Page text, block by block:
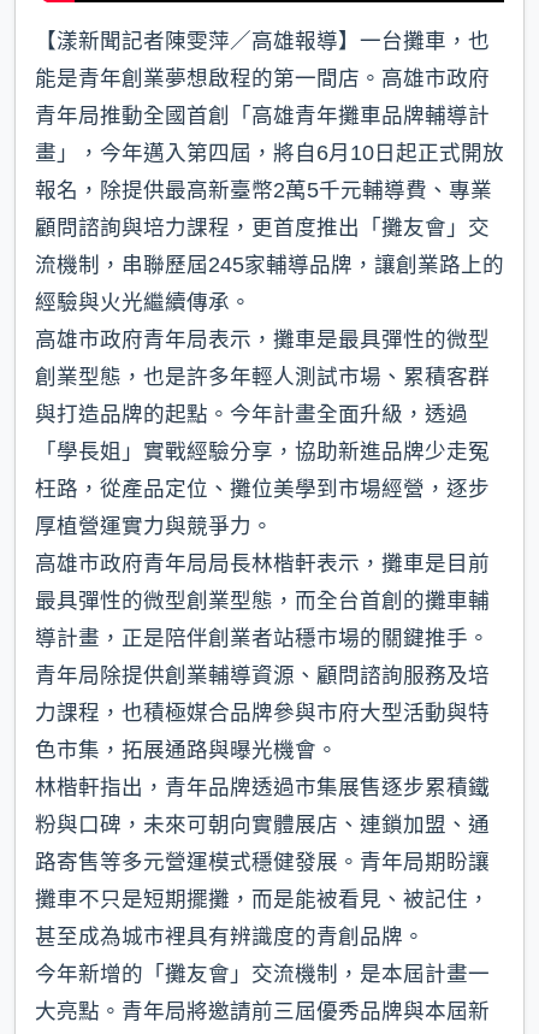
【漾新聞記者陳雯萍／高雄報導】一台攤車，也
能是青年創業夢想啟程的第一間店。高雄市政府
青年局推動全國首創「高雄青年攤車品牌輔導計
畫」，今年邁入第四屆，將自6月10日起正式開放
報名，除提供最高新臺幣2萬5千元輔導費、專業
顧問諮詢與培力課程，更首度推出「攤友會」交
流機制，串聯歷屆245家輔導品牌，讓創業路上的
經驗與火光繼續傳承。
高雄市政府青年局表示，攤車是最具彈性的微型
創業型態，也是許多年輕人測試市場、累積客群
與打造品牌的起點。今年計畫全面升級，透過
「學長姐」實戰經驗分享，協助新進品牌少走冤
枉路，從產品定位、攤位美學到市場經營，逐步
厚植營運實力與競爭力。
高雄市政府青年局局長林楷軒表示，攤車是目前
最具彈性的微型創業型態，而全台首創的攤車輔
導計畫，正是陪伴創業者站穩市場的關鍵推手。
青年局除提供創業輔導資源、顧問諮詢服務及培
力課程，也積極媒合品牌參與市府大型活動與特
色市集，拓展通路與曝光機會。
林楷軒指出，青年品牌透過市集展售逐步累積鐵
粉與口碑，未來可朝向實體展店、連鎖加盟、通
路寄售等多元營運模式穩健發展。青年局期盼讓
攤車不只是短期擺攤，而是能被看見、被記住，
甚至成為城市裡具有辨識度的青創品牌。
今年新增的「攤友會」交流機制，是本屆計畫一
大亮點。青年局將邀請前三屆優秀品牌與本屆新